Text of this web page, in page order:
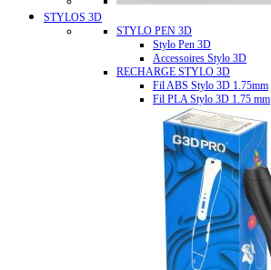
STYLOS 3D
STYLO PEN 3D
Stylo Pen 3D
Accessoires Stylo 3D
RECHARGE STYLO 3D
Fil ABS Stylo 3D 1.75mm
Fil PLA Stylo 3D 1.75 mm